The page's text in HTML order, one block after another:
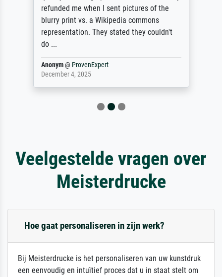
refunded me when I sent pictures of the
blurry print vs. a Wikipedia commons
representation. They stated they couldn't
do ...
Anonym@ ProvenExpert
December 4, 2025
Veelgestelde vragen over
Meisterdrucke
Hoe gaat personaliseren in zijn werk?
Bij Meisterdrucke is het personaliseren van uw kunstdruk
een eenvoudig en intuïtief proces dat u in staat stelt om